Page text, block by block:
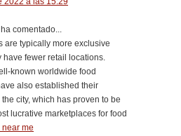
ha comentado...
are typically more exclusive
have fewer retail locations.
known worldwide food
also established their
city, which has proven to be
lucrative marketplaces for food
near me